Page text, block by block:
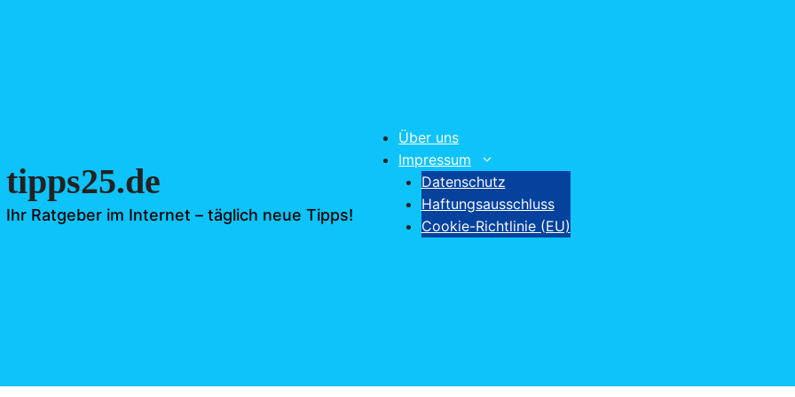
tipps25.de
Ihr Ratgeber im Internet – täglich neue Tipps!
Über uns
Impressum
Datenschutz
Haftungsausschluss
Cookie-Richtlinie (EU)